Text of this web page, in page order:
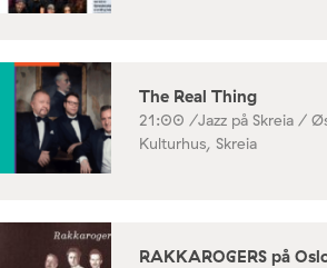
The Real Thing
21:00 /Jazz på Skreia /
Kulturhus, Skreia
RAKKAROGERS på